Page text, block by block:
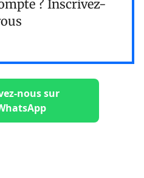
? Inscrivez-
nous sur